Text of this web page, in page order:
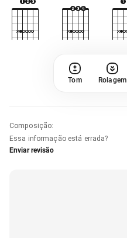
Tom Rolagem
Composição:
Essa informação está errada?
Enviar revisão